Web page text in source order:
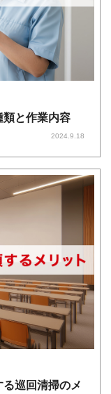
類と作業内容
2024.9.18
巡回清掃のメ